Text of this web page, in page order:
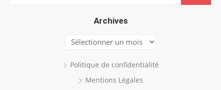
Archives
Archives
Politique de confidentialité
Mentions Légales